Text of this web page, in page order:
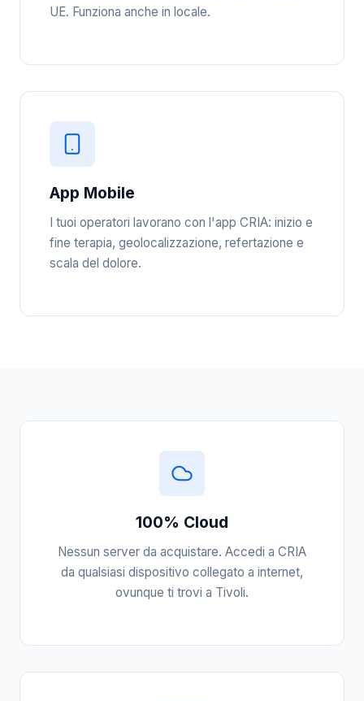
UE. Funziona anche in locale.
App Mobile
I tuoi operatori lavorano con l'app CRIA: inizio e
fine terapia, geolocalizzazione, refertazione e
scala del dolore.
100% Cloud
Nessun server da acquistare. Accedi a CRIA
da qualsiasi dispositivo collegato a internet,
ovunque ti trovi a Tivoli.